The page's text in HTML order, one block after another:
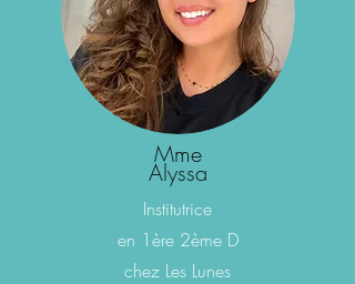
Mme
Alyssa
Institutrice
en 1ère 2ème D
chez Les Lunes